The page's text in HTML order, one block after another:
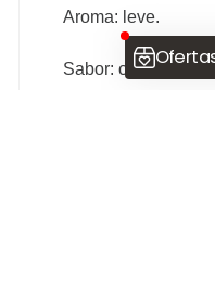
Aroma: leve.
Sabor: caramelo